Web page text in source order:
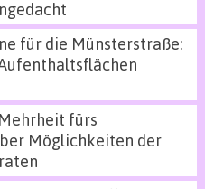
für die Münsterstraße:
fürs
Möglichkeiten der